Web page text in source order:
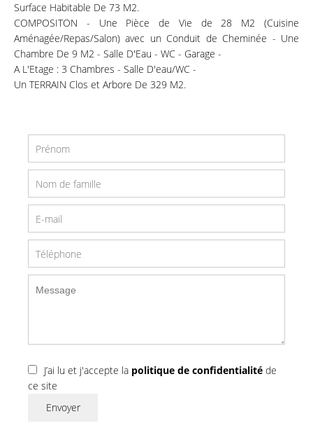
Surface Habitable De 73 M2.
COMPOSITON - Une Pièce de Vie de 28 M2 (Cuisine
Aménagée/Repas/Salon) avec un Conduit de Cheminée - Une
Chambre De 9 M2 - Salle D'Eau - WC - Garage -
A L'Etage : 3 Chambres - Salle D'eau/WC -
Un TERRAIN Clos et Arbore De 329 M2.
J’ai lu et j'accepte la politique de confidentialité de
ce site
Envoyer